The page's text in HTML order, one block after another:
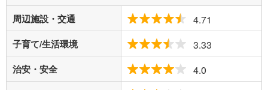
周辺施設・交通 4.71
子育て/生活環境 3.33
治安・安全 4.0